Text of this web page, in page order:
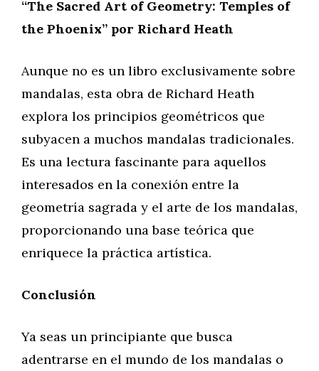
“The Sacred Art of Geometry: Temples of
the Phoenix” por Richard Heath
Aunque no es un libro exclusivamente sobre
mandalas, esta obra de Richard Heath
explora los principios geométricos que
subyacen a muchos mandalas tradicionales.
Es una lectura fascinante para aquellos
interesados en la conexión entre la
geometría sagrada y el arte de los mandalas,
proporcionando una base teórica que
enriquece la práctica artística.
Conclusión
Ya seas un principiante que busca
adentrarse en el mundo de los mandalas o